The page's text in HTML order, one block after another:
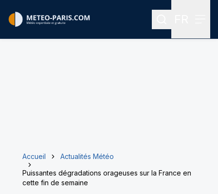
Rechercher
Accueil
Actualités Météo
Puissantes dégradations orageuses sur la France en
cette fin de semaine